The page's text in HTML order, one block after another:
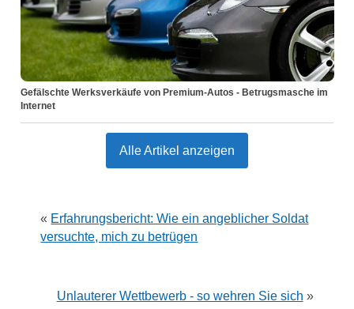
Gefälschte Werksverkäufe von Premium-Autos - Betrugsmasche im
Internet
Alle Artikel anzeigen
« Erfahrungsbericht: Wie ein angeblicher Soldat
versuchte, mich zu betrügen
Unlauterer Wettbewerb - so wehren Sie sich »